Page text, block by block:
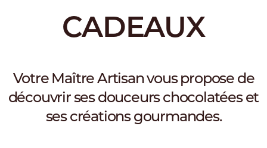
CADEAUX
Votre Maître Artisan vous propose de
découvrir ses douceurs chocolatées et
ses créations gourmandes.